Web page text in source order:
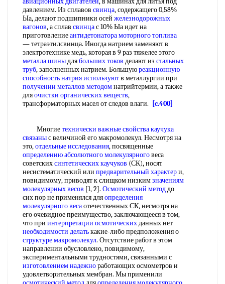
давлением. Из сплавов свинца, содержащего 0,58%
Ыа, делают подшипники осей железнодорожных
вагонов, а сплав свинцас 10% Ыа идет на
приготовлениеантидетонатора моторного топлива
— тетраэтилсвинца. Иногда натрием заменяют в
электротехнике медь, которая в 9 раз тяжелее этого
металла шиныдлябольших токов делают из стальных
труб, заполненных натрием. Большуюреакционную
способностьнатрия используютв металлургии при
получении металлов методомнатрийтермии, а также
дляочистки органических веществ,
трансформаторных масел от следов влаги.
[c.400]
Многиетехнически важные свойствакаучука
связаныс величиной его макромолекул. Несмотря на
это,отдельные исследования, посвященные
определению абсолютного молекулярноговеса
советскихсинтетических каучуков (СК), носят
несистематический или предварительный характери,
повидимому, приводят к слищком низкимзначениям
молекулярных весов [1, 2]. Осмотический методдо
сих пор не применялся дляопределения
молекулярного весаотечественных СК, несмотря на
его очевидное преимущество, заключающееся в том,
что при интерпретации осмотическихданных нет
необходимости делатькакие-либо предположения о
структуре макромолекул. Отсутствие работ в этом
направлении обусловлено, повидимому,
экспериментальными трудностями, связанными с
изготовлением надежноработающих осмометров и
удовлетворительных мембран. Мы применили